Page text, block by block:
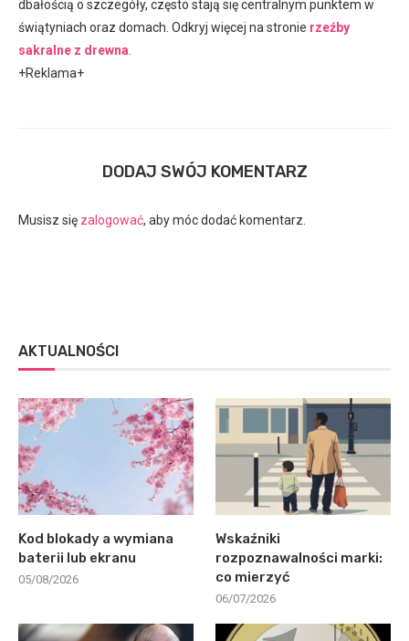
dbałością o szczegóły, często stają się centralnym punktem w
świątyniach oraz domach. Odkryj więcej na stronie rzeźby
sakralne z drewna
+Reklama+
DODAJ SWÓJ KOMENTARZ
Musisz się zalogować, aby móc dodać komentarz.
AKTUALNOŚCI
Kod blokady a wymiana
baterii lub ekranu
05/08/2026
Wskaźniki
rozpoznawalności marki:
co mierzyć
06/07/2026